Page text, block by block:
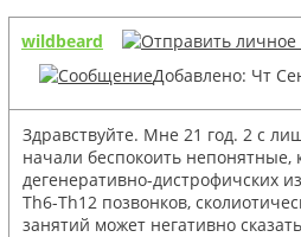
wildbeard
Добавлено: Чт
Здравствуйте. Мне 21 год. 2 с
начали беспокоить
дегенеративно-дистрофичских
Th6-Th12 позвонков,
занятий может негативно